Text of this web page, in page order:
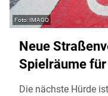
IMAGO
Neue
Spielräume
Die nächste Hürde